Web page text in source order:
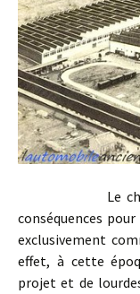
Le choix de
conséquences
exclusivement
effet, à cette
projet et de